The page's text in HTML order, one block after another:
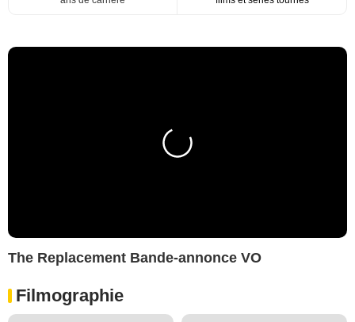
The Replacement Bande-annonce VO
Filmographie